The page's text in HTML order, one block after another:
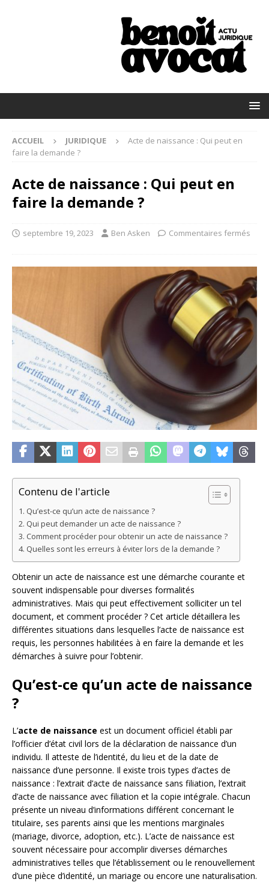
ACCUEIL JURIDIQUE
Acte de naissance : Qui peut en
faire la demande ?
Acte de naissance : Qui peut en
faire la demande ?
septembre 19, 2023 Ben Asken Commentaires fermés
Contenu de l'article
Qu’est-ce qu’un acte de naissance ?
Qui peut demander un acte de naissance ?
Comment procéder pour obtenir un acte de naissance ?
Quelles sont les erreurs à éviter lors de la demande ?
Obtenir un acte de naissance est une démarche courante et
souvent indispensable pour diverses formalités
administratives. Mais qui peut effectivement solliciter un tel
document, et comment procéder ? Cet article détaillera les
différentes situations dans lesquelles l’acte de naissance est
requis, les personnes habilitées à en faire la demande et les
démarches à suivre pour l’obtenir.
Qu’est-ce qu’un acte de naissance
?
L’acte de naissance est un document officiel établi par
l’officier d’état civil lors de la déclaration de naissance d’un
individu. Il atteste de l’identité, du lieu et de la date de
naissance d’une personne. Il existe trois types d’actes de
naissance : l’extrait d’acte de naissance sans filiation, l’extrait
d’acte de naissance avec filiation et la copie intégrale. Chacun
présente un niveau d’informations différent concernant le
titulaire, ses parents ainsi que les mentions marginales
(mariage, divorce, adoption, etc.). L’acte de naissance est
souvent nécessaire pour accomplir diverses démarches
administratives telles que l’établissement ou le renouvellement
d’une pièce d’identité, un mariage ou encore une naturalisation.